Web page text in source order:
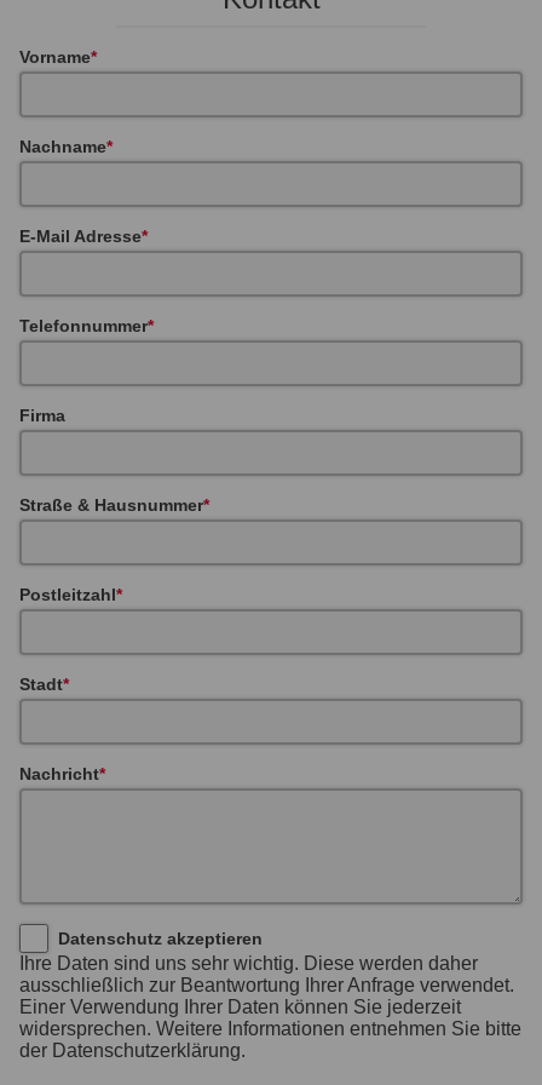
Vorname
Nachname
E-Mail Adresse
Telefonnummer
Firma
Straße & Hausnummer
Postleitzahl
Stadt
Nachricht
Datenschutz akzeptieren
Ihre Daten sind uns sehr wichtig. Diese werden daher
ausschließlich zur Beantwortung Ihrer Anfrage verwendet.
Einer Verwendung Ihrer Daten können Sie jederzeit
widersprechen. Weitere Informationen entnehmen Sie bitte
der Datenschutzerklärung.